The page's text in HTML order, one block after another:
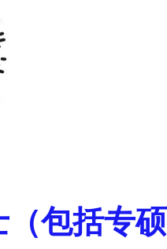
包括专